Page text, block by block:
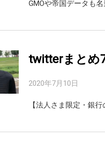
GMOや帝国データも
twitterまとめ
2020年7月10日
【法人さま限定・銀